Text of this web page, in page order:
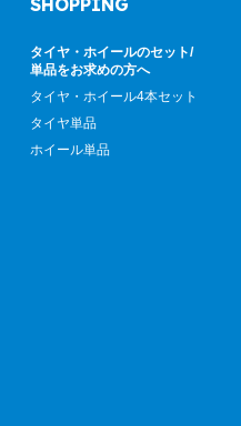
タイヤ・ホイールのセット/
単品をお求めの方へ
タイヤ・ホイール4本セット
タイヤ単品
ホイール単品